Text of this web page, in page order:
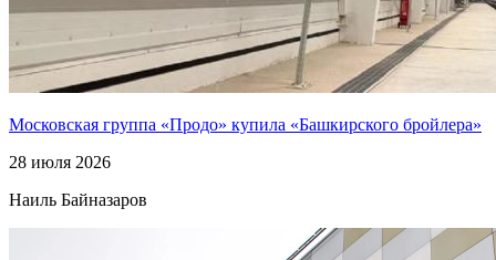
Московская группа «Продо» купила «Башкирского бройлера»
28 июля 2026
Наиль Байназаров